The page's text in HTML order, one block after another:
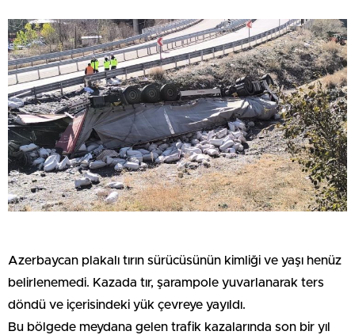
Azerbaycan plakalı tırın sürücüsünün kimliği ve yaşı henüz
belirlenemedi. Kazada tır, şarampole yuvarlanarak ters
döndü ve içerisindeki yük çevreye yayıldı.
Bu bölgede meydana gelen trafik kazalarında son bir yıl